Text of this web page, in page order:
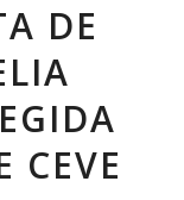
DE
CEVE